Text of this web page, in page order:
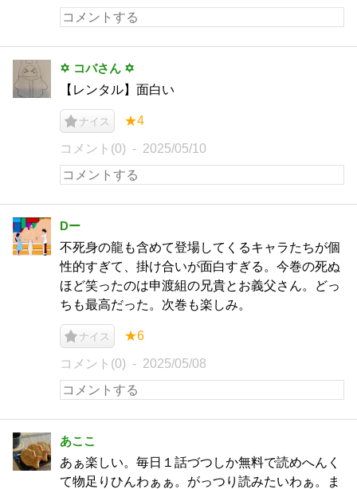
✡ コバさん ✡
【レンタル】面白い
ナイス ★4
コメント(0) 2025/05/10
Dー
不死身の龍も含めて登場してくるキャラたちが個
性的すぎて、掛け合いが面白すぎる。今巻の死ぬ
ほど笑ったのは申渡組の兄貴とお義父さん。どっ
ちも最高だった。次巻も楽しみ。
ナイス ★6
コメント(0) 2025/05/08
あここ
あぁ楽しい。毎日１話づつしか無料で読めへんく
て物足りひんわぁぁ。がっつり読みたいわぁ。ま